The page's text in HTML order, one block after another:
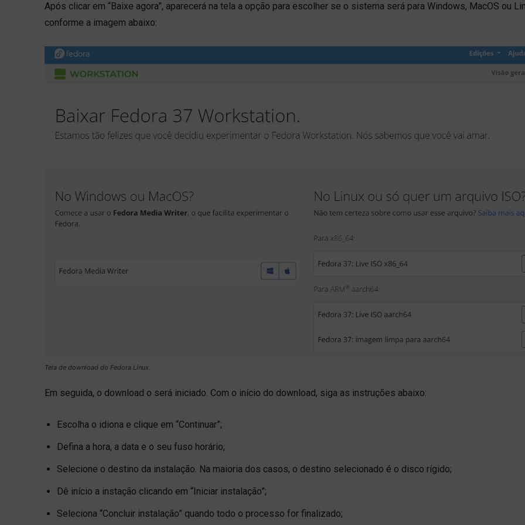
Após clicar em “Baixe agora”, aparecerá na tela a opção para escolher se o sistema será para Windows, MacOS ou
conforme a imagem abaixo:
Tela de download do Fedora Linux.
Em seguida, o download o será iniciado. Com o início do download, siga as instruções abaixo:
Escolha o idiona e clique em “Continuar”;
Defina a hora, a data e o seu fuso horário;
Selecione o destino da instalação. Na maioria dos casos, o destino selecionado é o disco rígido;
Dê início a instação clicando em “Iniciar instalação”;
Seleciona “Concluir instalação” quando todo o processo for finalizado;